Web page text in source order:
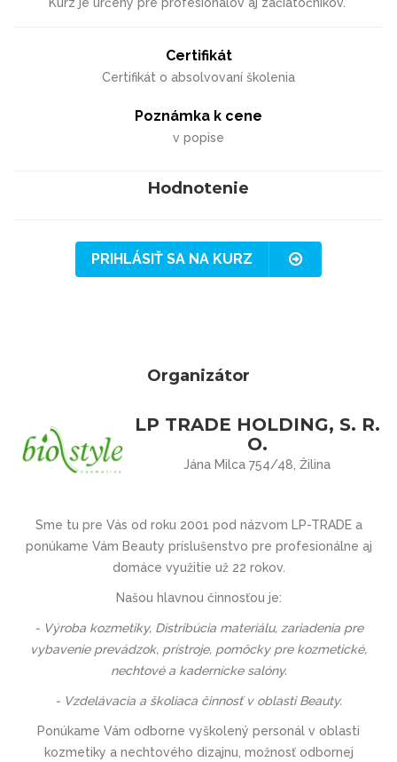
Certifikát
Certifikát o absolvovaní školenia
Poznámka k cene
v popise
Hodnotenie
PRIHLÁSIŤ SA NA KURZ
Organizátor
LP TRADE HOLDING, S. R.
O.
Jána Milca 754/48, Žilina
Sme tu pre Vás od roku 2001 pod názvom LP-TRADEa
ponúkame Vám Beauty príslušenstvo pre profesionálne aj
domáce využitie už 22 rokov.
Našou hlavnou činnosťou je:
- Výroba kozmetiky, Distribúcia materiálu, zariadenia pre
vybavenie prevádzok, prístroje, pomôcky pre kozmetické,
nechtové a kadernícke salóny.
- Vzdelávacia a školiaca činnosť v oblasti Beauty.
Ponúkame Vám odborne vyškolený personál v oblasti
kozmetiky a nechtového dizajnu, možnosť odbornej